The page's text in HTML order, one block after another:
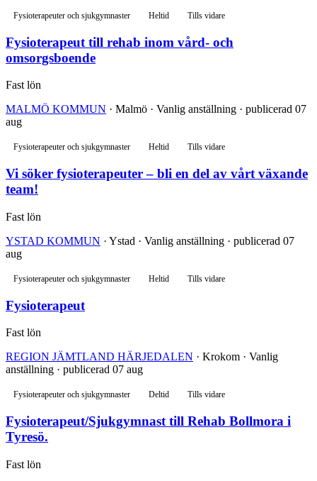
Fysioterapeuter och sjukgymnaster Heltid Tills vidare
Fysioterapeut till rehab inom vård- och
omsorgsboende
Fast lön
MALMÖ KOMMUN · Malmö · Vanlig anställning · publicerad 07
aug
Fysioterapeuter och sjukgymnaster Heltid Tills vidare
Vi söker fysioterapeuter – bli en del av vårt växande
team!
Fast lön
YSTAD KOMMUN · Ystad · Vanlig anställning · publicerad 07
aug
Fysioterapeuter och sjukgymnaster Heltid Tills vidare
Fysioterapeut
Fast lön
REGION JÄMTLAND HÄRJEDALEN · Krokom · Vanlig
anställning · publicerad 07 aug
Fysioterapeuter och sjukgymnaster Deltid Tills vidare
Fysioterapeut/Sjukgymnast till Rehab Bollmora i
Tyresö.
Fast lön